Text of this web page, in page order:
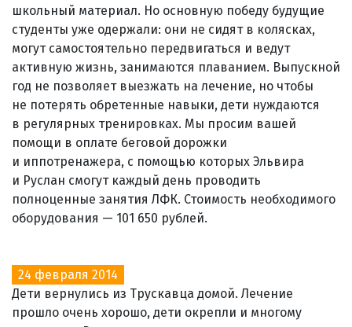
школьный материал. Но основную победу будущие
студенты уже одержали: они не сидят в колясках,
могут самостоятельно передвигаться и ведут
активную жизнь, занимаются плаванием. Выпускной
год не позволяет выезжать на лечение, но чтобы
не потерять обретенные навыки, дети нуждаются
в регулярных тренировках. Мы просим вашей
помощи в оплате беговой дорожки
и иппотренажера, с помощью которых Эльвира
и Руслан смогут каждый день проводить
полноценные занятия ЛФК. Стоимость необходимого
оборудования — 101 650 рублей.
24 февраля 2014
Дети вернулись из Трускавца домой. Лечение
прошло очень хорошо, дети окрепли и многому